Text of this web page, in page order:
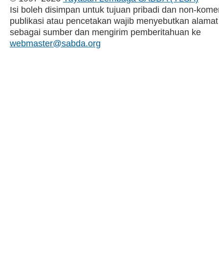
Isi boleh disimpan untuk tujuan pribadi dan non-
publikasi atau pencetakan wajib menyebutkan
sebagai sumber dan mengirim pemberitahuan ke
webmaster@sabda.org